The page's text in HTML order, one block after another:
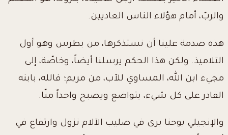
والربّ، أمام هؤلاء الناس العاديين.
هذه صدمة علينا أن نستذكرها، من بطرس وهو أول
التلاميذ. ولكن هذا الحكم يرسلنا أيضاً، وخاصّة، إلى
مجيء ابن الله، المساوي للآب، من مريم؛ فالله، بابنه
القادر على كل شيء، يتواضع ويصبح واحداً منّا.
والإنجيلي يوحنا يرى في صليب الآلام نزول وارتفاع في